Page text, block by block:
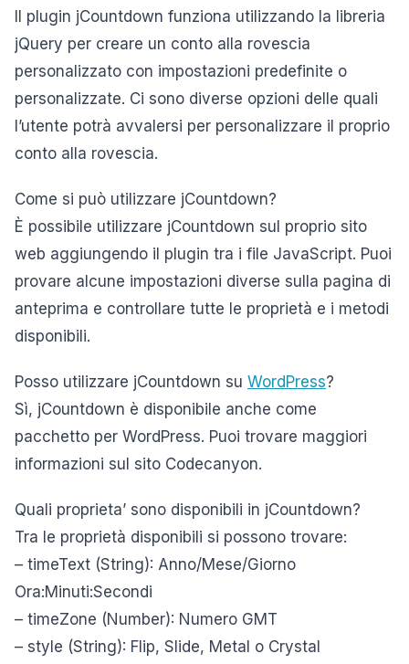
Il plugin jCountdown funziona utilizzando la libreria
jQuery per creare un conto alla rovescia
personalizzato con impostazioni predefinite o
personalizzate. Ci sono diverse opzioni delle quali
l’utente potrà avvalersi per personalizzare il proprio
conto alla rovescia.
Come si può utilizzare jCountdown?
È possibile utilizzare jCountdown sul proprio sito
web aggiungendo il plugin tra i file JavaScript. Puoi
provare alcune impostazioni diverse sulla pagina di
anteprima e controllare tutte le proprietà e i metodi
disponibili.
Posso utilizzare jCountdown su WordPress?
Sì, jCountdown è disponibile anche come
pacchetto per WordPress. Puoi trovare maggiori
informazioni sul sito Codecanyon.
Quali proprieta’ sono disponibili in jCountdown?
Tra le proprietà disponibili si possono trovare:
– timeText (String): Anno/Mese/Giorno
Ora:Minuti:Secondi
– timeZone (Number): Numero GMT
– style (String): Flip, Slide, Metal o Crystal